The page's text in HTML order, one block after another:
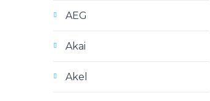
AEG
Akai
Akel